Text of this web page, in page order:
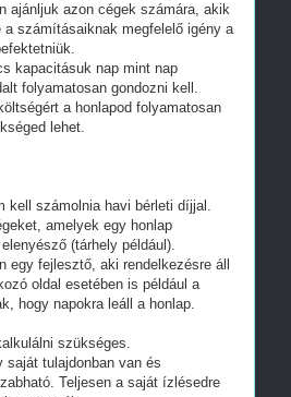
ajánljuk azon cégek számára, akik
számításaiknak megfelelő igény a
kapacitásuk nap mint nap
folyamatosan gondozni kell.
a honlapod folyamatosan
lehet.
kell számolnia havi bérleti díjjal.
amelyek egy honlap
(tárhely például).
egy fejlesztő, aki rendelkezésre áll
oldal esetében is például a
hogy napokra leáll a honlap.
szükséges.
saját tulajdonban van és
Teljesen a saját ízlésedre